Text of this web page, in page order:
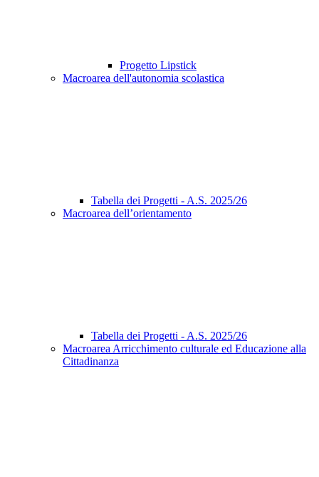
Progetto Lipstick
Macroarea dell'autonomia scolastica
Tabella dei Progetti - A.S. 2025/26
Macroarea dell’orientamento
Tabella dei Progetti - A.S. 2025/26
Macroarea Arricchimento culturale ed Educazione alla
Cittadinanza